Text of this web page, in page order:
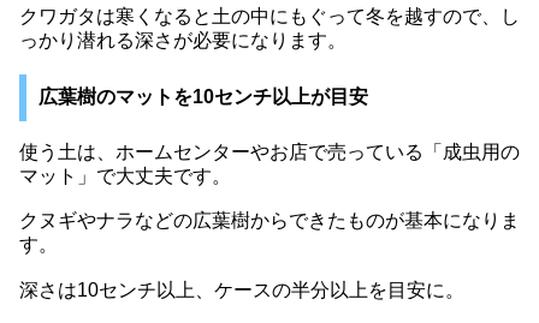
クワガタは寒くなると土の中にもぐって冬を越すので、し
っかり潜れる深さが必要になります。
広葉樹のマットを10センチ以上が目安
使う土は、ホームセンターやお店で売っている「成虫用の
マット」で大丈夫です。
クヌギやナラなどの広葉樹からできたものが基本になりま
す。
深さは10センチ以上、ケースの半分以上を目安に。